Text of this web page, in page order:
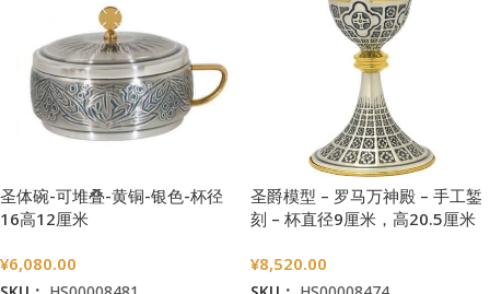
圣体碗-可堆叠-黄铜-银色-杯径
16高12厘米
¥6,080.00
圣爵模型 – 罗马万神殿 – 手工錾
刻 – 杯直径9厘米，高20.5厘米
¥8,520.00